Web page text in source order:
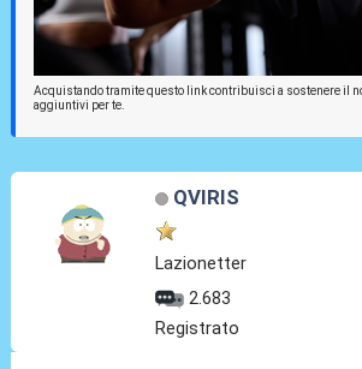
Acquistando tramite questo link contribuisci a sostenere il
aggiuntivi per te.
QVIRIS
Lazionetter
2.683
Registrato